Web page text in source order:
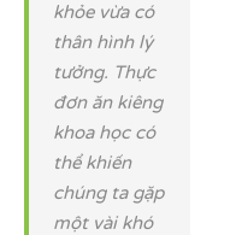
khỏe vừa có
thân hình lý
tưởng. Thực
đơn ăn kiêng
khoa học có
thể khiến
chúng ta gặp
một vài khó